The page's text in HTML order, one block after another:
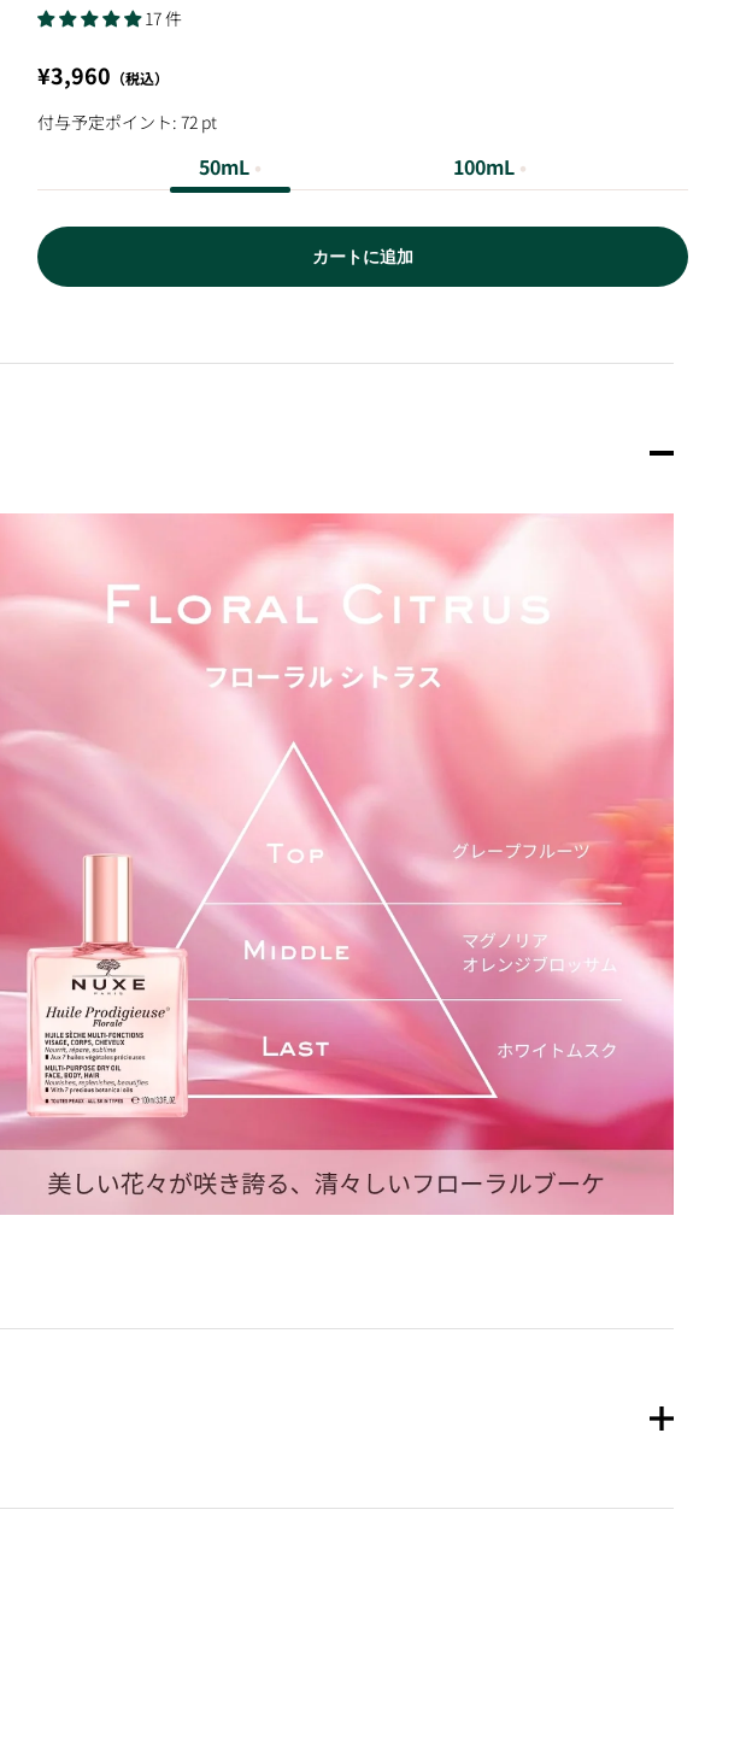
17 件
セール価格
¥3,960 （税込）
付与予定ポイント: 72 pt
50mL • 100mL •
カートに追加